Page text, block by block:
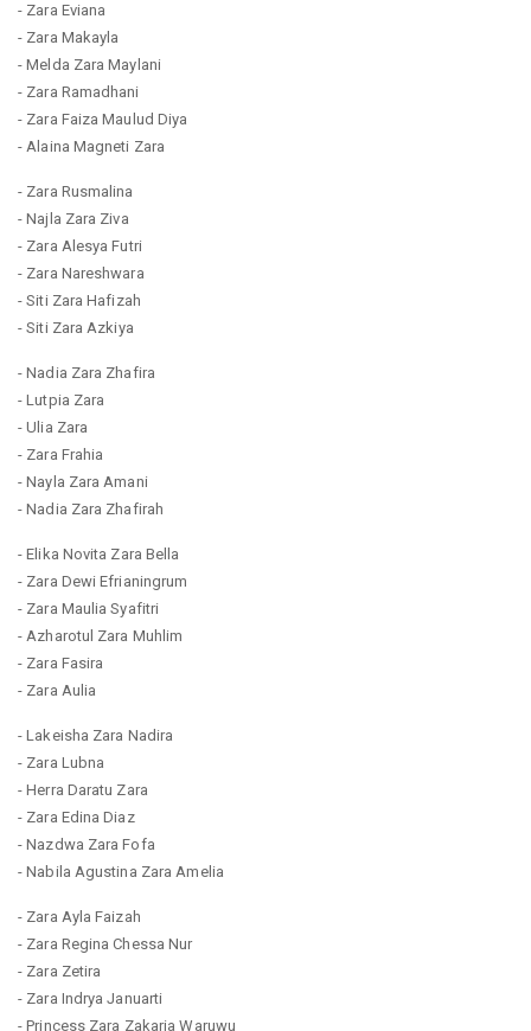
- Zara Eviana
- Zara Makayla
- Melda Zara Maylani
- Zara Ramadhani
- Zara Faiza Maulud Diya
- Alaina Magneti Zara
- Zara Rusmalina
- Najla Zara Ziva
- Zara Alesya Futri
- Zara Nareshwara
- Siti Zara Hafizah
- Siti Zara Azkiya
- Nadia Zara Zhafira
- Lutpia Zara
- Ulia Zara
- Zara Frahia
- Nayla Zara Amani
- Nadia Zara Zhafirah
- Elika Novita Zara Bella
- Zara Dewi Efrianingrum
- Zara Maulia Syafitri
- Azharotul Zara Muhlim
- Zara Fasira
- Zara Aulia
- Lakeisha Zara Nadira
- Zara Lubna
- Herra Daratu Zara
- Zara Edina Diaz
- Nazdwa Zara Fofa
- Nabila Agustina Zara Amelia
- Zara Ayla Faizah
- Zara Regina Chessa Nur
- Zara Zetira
- Zara Indrya Januarti
- Princess Zara Zakaria Waruwu